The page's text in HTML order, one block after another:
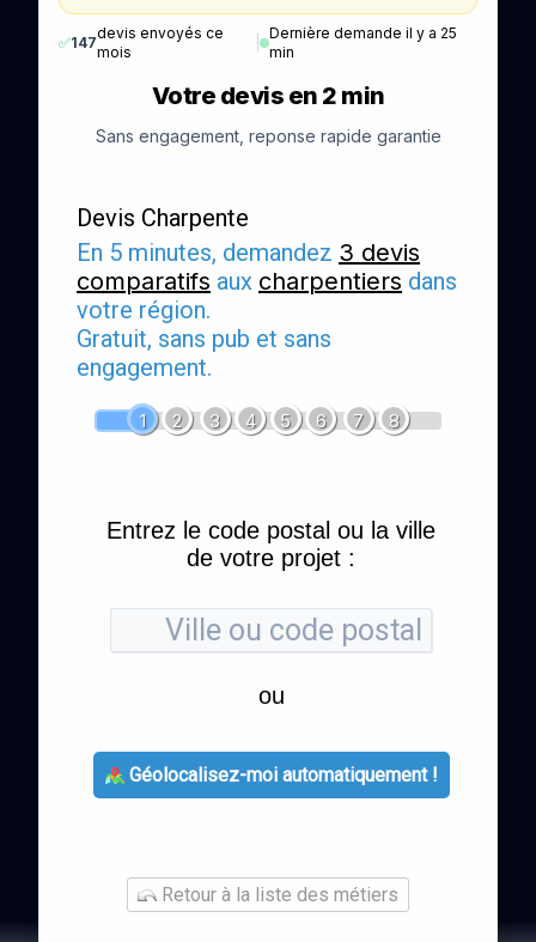
✅147
devis envoyés ce
mois
Dernière demande il y a 25
min
Votre devis en 2 min
Sans engagement, reponse rapide garantie
Devis Charpente
En 5 minutes, demandez 3 devis
comparatifs aux charpentiers dans
votre région.
Gratuit, sans pub et sans
engagement.
1 2 3 4 5 6 7 8
Entrez le code postal ou la ville
de votre projet :
ou
Géolocalisez-moi automatiquement !
Retour à la liste des métiers